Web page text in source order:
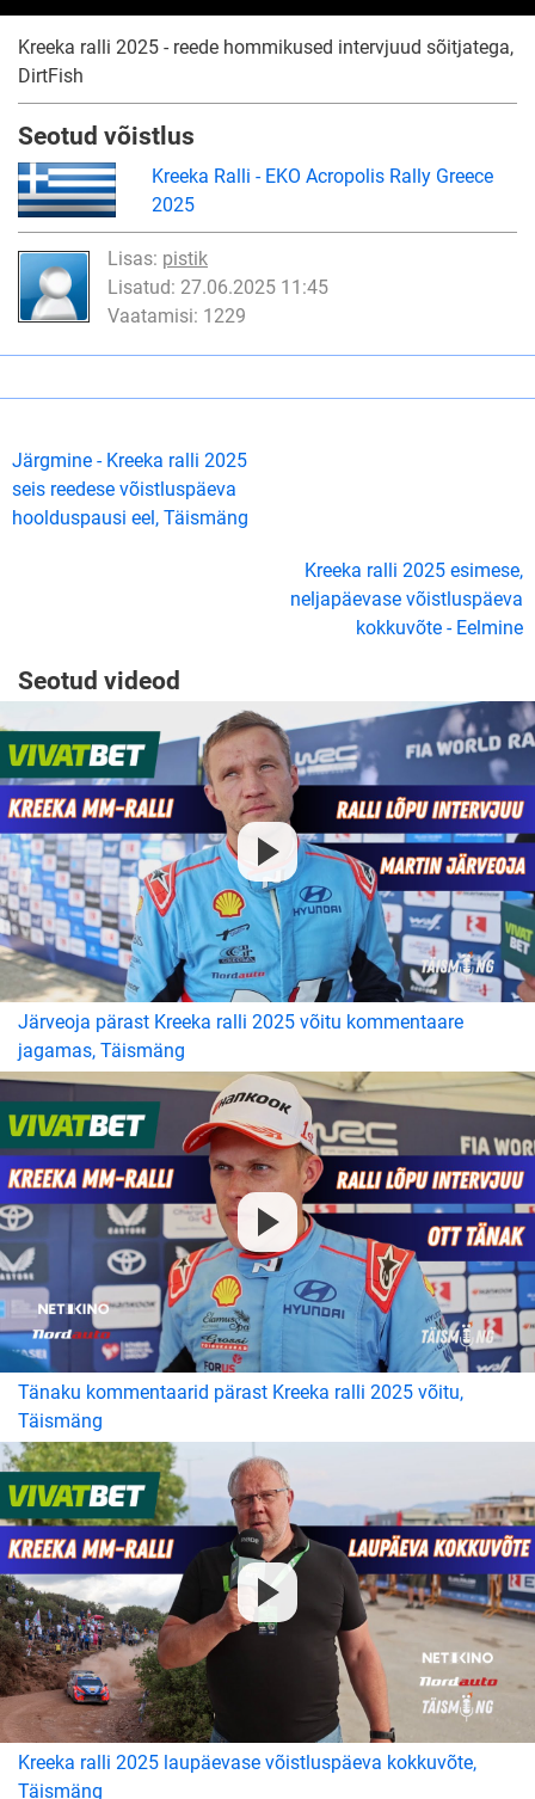
Kreeka ralli 2025 - reede hommikused intervjuud sõitjatega,
DirtFish
Seotud võistlus
Kreeka Ralli - EKO Acropolis Rally Greece
2025
Lisas: pistik
Lisatud: 27.06.2025 11:45
Vaatamisi: 1229
Järgmine - Kreeka ralli 2025
seis reedese võistluspäeva
hoolduspausi eel, Täismäng
Kreeka ralli 2025 esimese,
neljapäevase võistluspäeva
kokkuvõte - Eelmine
Seotud videod
Järveoja pärast Kreeka ralli 2025 võitu kommentaare
jagamas, Täismäng
Tänaku kommentaarid pärast Kreeka ralli 2025 võitu,
Täismäng
Kreeka ralli 2025 laupäevase võistluspäeva kokkuvõte,
Täismäng